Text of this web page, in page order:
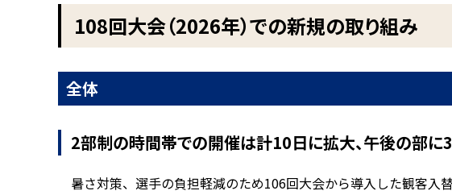
108回大会（2026年）での新規の取り組み
全体
2部制の時間帯での開催は計10日に拡大、午後の部に
暑さ対策、選手の負担軽減のため106回大会から導入した観客入